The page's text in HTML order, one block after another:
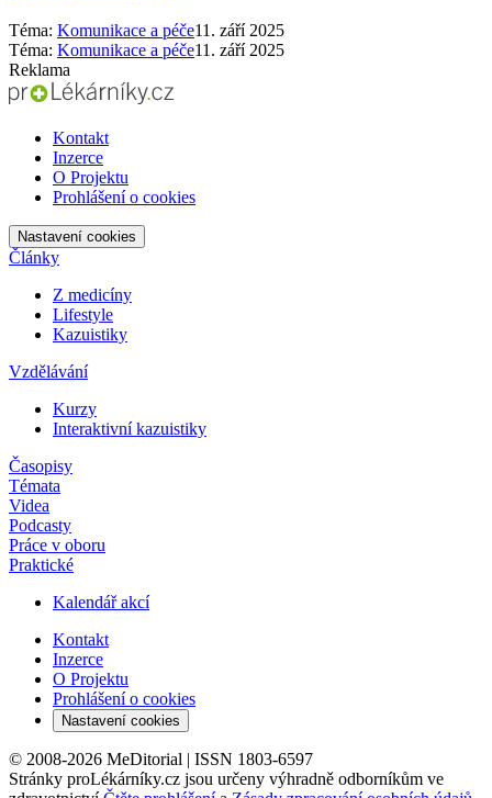
Téma: Komunikace a péče11. září 2025
Téma: Komunikace a péče11. září 2025
Reklama
Kontakt
Inzerce
O Projektu
Prohlášení o cookies
Nastavení cookies
Články
Z medicíny
Lifestyle
Kazuistiky
Vzdělávání
Kurzy
Interaktivní kazuistiky
Časopisy
Témata
Videa
Podcasty
Práce v oboru
Praktické
Kalendář akcí
Kontakt
Inzerce
O Projektu
Prohlášení o cookies
Nastavení cookies
© 2008-2026 MeDitorial | ISSN 1803-6597
Stránky proLékárníky.cz jsou určeny výhradně odborníkům ve